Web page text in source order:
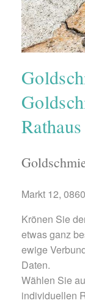
Rathaus
Markt 12,
Krönen Sie
etwas ganz
ewige
Daten.
Wählen Sie
individuellen